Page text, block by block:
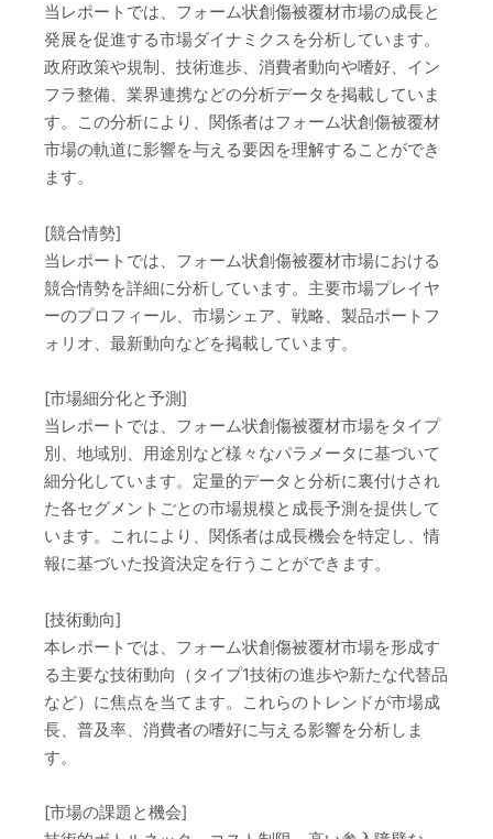
当レポートでは、フォーム状創傷被覆材市場の成長と
発展を促進する市場ダイナミクスを分析しています。
政府政策や規制、技術進歩、消費者動向や嗜好、イン
フラ整備、業界連携などの分析データを掲載していま
す。この分析により、関係者はフォーム状創傷被覆材
市場の軌道に影響を与える要因を理解することができ
ます。
[競合情勢]
当レポートでは、フォーム状創傷被覆材市場における
競合情勢を詳細に分析しています。主要市場プレイヤ
ーのプロフィール、市場シェア、戦略、製品ポートフ
ォリオ、最新動向などを掲載しています。
[市場細分化と予測]
当レポートでは、フォーム状創傷被覆材市場をタイプ
別、地域別、用途別など様々なパラメータに基づいて
細分化しています。定量的データと分析に裏付けされ
た各セグメントごとの市場規模と成長予測を提供して
います。これにより、関係者は成長機会を特定し、情
報に基づいた投資決定を行うことができます。
[技術動向]
本レポートでは、フォーム状創傷被覆材市場を形成す
る主要な技術動向（タイプ1技術の進歩や新たな代替品
など）に焦点を当てます。これらのトレンドが市場成
長、普及率、消費者の嗜好に与える影響を分析しま
す。
[市場の課題と機会]